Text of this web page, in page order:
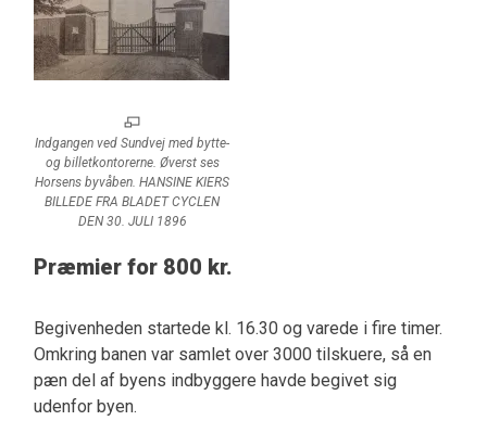
Indgangen ved Sundvej med bytte-
og billetkontorerne. Øverst ses
Horsens byvåben. HANSINE KIERS
BILLEDE FRA BLADET CYCLEN
DEN 30. JULI 1896
Præmier for 800 kr.
Begivenheden startede kl. 16.30 og varede i fire timer.
Omkring banen var samlet over 3000 tilskuere, så en
pæn del af byens indbyggere havde begivet sig
udenfor byen.